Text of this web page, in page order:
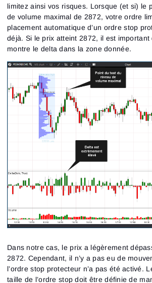
limitez ainsi vos risques. Lorsque (et si) le
de volume maximal de 2872, votre ordre
placement automatique d’un ordre stop
déjà. Si le prix atteint 2872, il est important
montre le delta dans la zone donnée.
Dans notre cas, le prix a légèrement
2872. Cependant, il n’y a pas eu de
l’ordre stop protecteur n’a pas été activé.
taille de l’ordre stop doit être définie de